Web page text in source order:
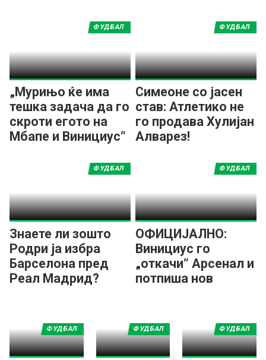
„Мурињо ќе има
тешка задача да го
скроти егото на
Мбапе и Винициус“
ФУДБАЛ
Симеоне со јасен
став: Атлетико не
го продава Хулијан
Алварез!
ФУДБАЛ
Знаете ли зошто
Родри ја избра
Барселона пред
Реал Мадрид?
ФУДБАЛ
ОФИЦИЈАЛНО:
Винициус го
„откачи“ Арсенал и
потпиша нов
ФУДБАЛ
ФУДБАЛ ФУДБАЛ ФУДБАЛ